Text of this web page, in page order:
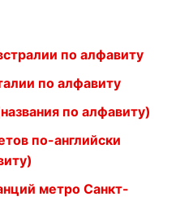
по алфавиту
по алфавиту
по алфавиту)
по-английски
метро Санкт-